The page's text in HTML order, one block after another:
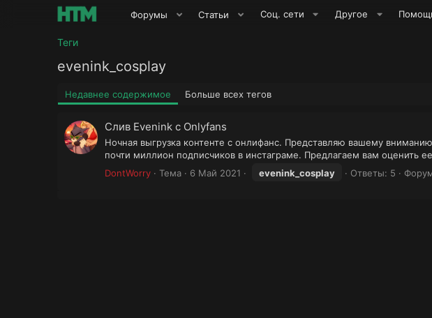
Форумы Статьи Соц. сети Другое
Теги
evenink_cosplay
Недавнее содержимое Больше всех тегов
Слив Evenink с Onlyfans
Ночная выгрузка контенте с онлифанс. Представляю вашему
почти миллион подписчиков в инстаграме. Предлагаем вам
DontWorry
Тема 6 Май 2021 evenink_cosplay Ответы: 5